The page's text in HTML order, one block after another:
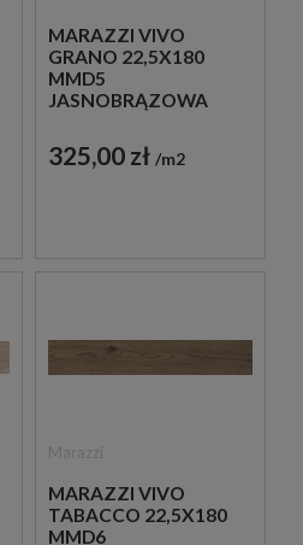
MARAZZI VIVO
GRANO 22,5X180
MMD5
JASNOBRĄZOWA
DREWNO
325,00 zł m2
MARAZZI VIVO
TABACCO 22,5X180
MMD6